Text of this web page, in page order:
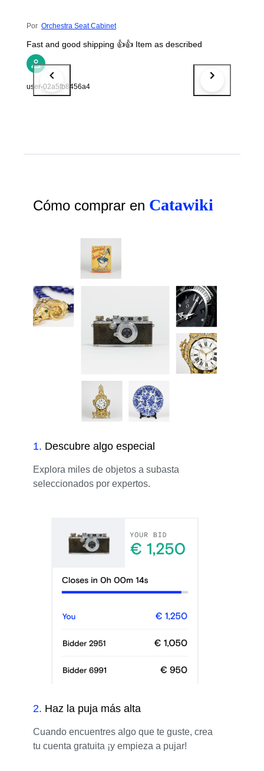
Por Orchestra Seat Cabinet
Fast and good shipping 👍👍 Item as described
user-02a5fb8456a4
Cómo comprar en Catawiki
1. Descubre algo especial
Explora miles de objetos a subasta
seleccionados por expertos.
2. Haz la puja más alta
Cuando encuentres algo que te guste, crea
tu cuenta gratuita ¡y empieza a pujar!